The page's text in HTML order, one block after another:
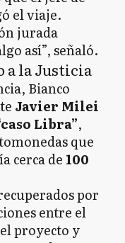
el viaje.
jurada
así”, señaló.
a la Justicia
Bianco
Javier Milei
Libra”,
que
cerca de 100
por
entre el
proyecto y